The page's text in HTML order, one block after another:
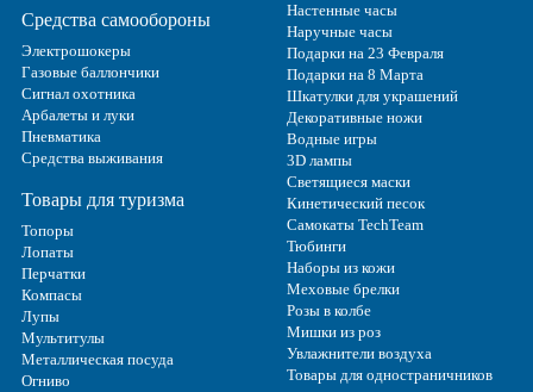
Средства самообороны
Электрошокеры
Газовые баллончики
Сигнал охотника
Арбалеты и луки
Пневматика
Средства выживания
Товары для туризма
Топоры
Лопаты
Перчатки
Компасы
Лупы
Мультитулы
Металлическая посуда
Огниво
Настенные часы
Наручные часы
Подарки на 23 Февраля
Подарки на 8 Марта
Шкатулки для украшений
Декоративные ножи
Водные игры
3D лампы
Светящиеся маски
Кинетический песок
Самокаты TechTeam
Тюбинги
Наборы из кожи
Меховые брелки
Розы в колбе
Мишки из роз
Увлажнители воздуха
Товары для одностраничников